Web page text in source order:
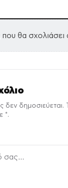
που θα
δεν δημοσιεύεται.
*.